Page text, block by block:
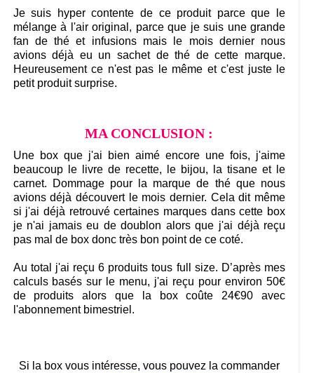
Je suis hyper contente de ce produit parce que le
mélange à l'air original, parce que je suis une grande
fan de thé et infusions mais le mois dernier nous
avions déjà eu un sachet de thé de cette marque.
Heureusement ce n'est pas le même et c'est juste le
petit produit surprise.
MA CONCLUSION :
Une box que j'ai bien aimé encore une fois, j'aime
beaucoup le livre de recette, le bijou, la tisane et le
carnet. Dommage pour la marque de thé que nous
avions déjà découvert le mois dernier. Cela dit même
si j'ai déjà retrouvé certaines marques dans cette box
je n'ai jamais eu de doublon alors que j'ai déjà reçu
pas mal de box donc très bon point de ce coté.
Au total j'ai reçu 6 produits tous full size. D’après mes
calculs basés sur le menu, j'ai reçu pour environ 50€
de produits alors que la box coûte 24€90 avec
l'abonnement bimestriel.
Si la box vous intéresse, vous pouvez la commander